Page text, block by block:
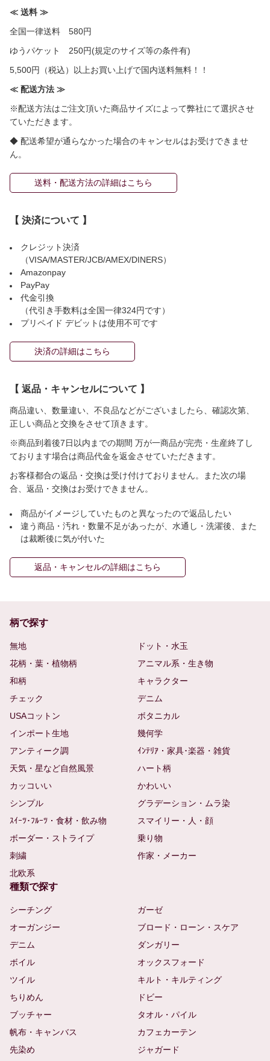
≪ 送料 ≫
全国一律送料 580円
ゆうパケット 250円(規定のサイズ等の条件有)
5,500円（税込）以上お買い上げで国内送料無料！！
≪ 配送方法 ≫
※配送方法はご注文頂いた商品サイズによって弊社にて選択させ
ていただきます。
◆ 配送希望が通らなかった場合のキャンセルはお受けできませ
ん。
送料・配送方法の詳細はこちら
【 決済について 】
クレジット決済
（VISA/MASTER/JCB/AMEX/DINERS）
Amazonpay
PayPay
代金引換
（代引き手数料は全国一律324円です）
プリペイド デビットは使用不可です
決済の詳細はこちら
【 返品・キャンセルについて 】
商品違い、数量違い、不良品などがございましたら、確認次第、
正しい商品と交換をさせて頂きます。
※商品到着後7日以内までの期間 万が一商品が完売・生産終了し
ております場合は商品代金を返金させていただきます。
お客様都合の返品・交換は受け付けておりません。また次の場
合、返品・交換はお受けできません。
商品がイメージしていたものと異なったので返品したい
違う商品・汚れ・数量不足があったが、水通し・洗濯後、また
は裁断後に気が付いた
返品・キャンセルの詳細はこちら
柄で探す
無地
ドット・水玉
花柄・葉・植物柄
アニマル系・生き物
和柄
キャラクター
チェック
デニム
USAコットン
ボタニカル
インポート生地
幾何学
アンティーク調
ｲﾝﾃﾘｱ・家具･楽器・雑貨
天気・星など自然風景
ハート柄
カッコいい
かわいい
シンプル
グラデーション・ムラ染
ｽｲｰﾂ･ﾌﾙｰﾂ・食材・飲み物
スマイリー・人・顔
ボーダー・ストライプ
乗り物
刺繍
作家・メーカー
北欧系
種類で探す
シーチング
ガーゼ
オーガンジー
ブロード・ローン・スケア
デニム
ダンガリー
ボイル
オックスフォード
ツイル
キルト・キルティング
ちりめん
ドビー
ブッチャー
タオル・パイル
帆布・キャンバス
カフェカーテン
先染め
ジャガード